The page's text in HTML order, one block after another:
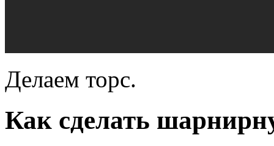
Делаем торс.
Как сделать